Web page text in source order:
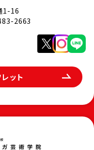
1-16
2663
ット